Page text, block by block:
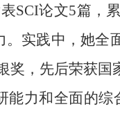
SCI论文5篇，
实践中，她全
奖，先后荣获
力和全面的综